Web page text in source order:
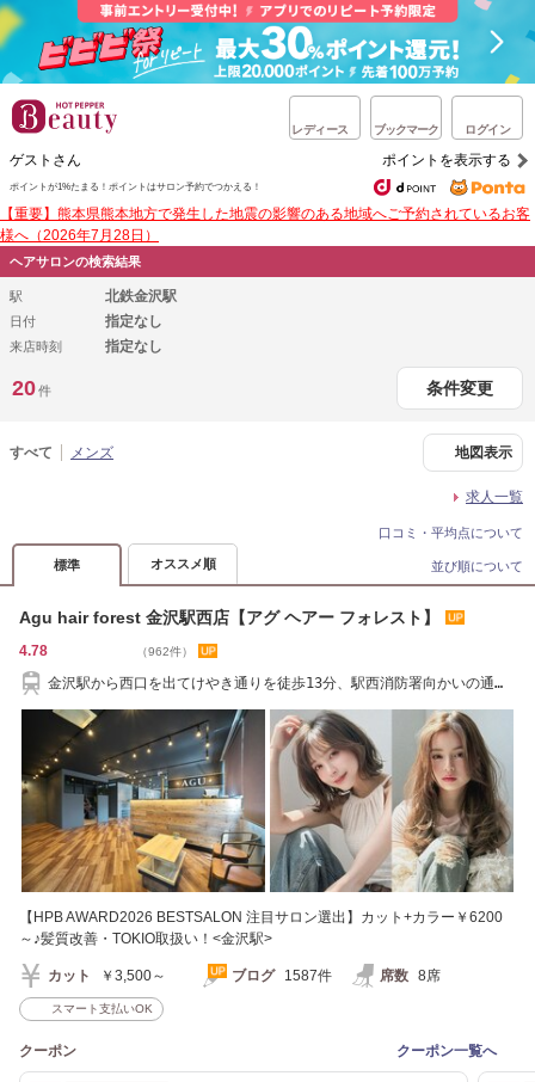
レディース ブックマーク ログイン
ゲストさん ポイントを表示する
ポイントが1%たまる！ ポイントはサロン予約でつかえる！
【重要】熊本県熊本地方で発生した地震の影響のある地域へご予約されているお客
様へ（2026年7月28日）
ヘアサロンの検索結果
駅 北鉄金沢駅
日付 指定なし
来店時刻 指定なし
20件 条件変更
すべて メンズ 地図表示
求人一覧
口コミ・平均点について
標準 オススメ順 並び順について
Agu hair forest 金沢駅西店【アグ ヘアー フォレスト】
4.78 （962件）
金沢駅から西口を出てけやき通りを徒歩13分、駅西消防署向かいの通り
【HPB AWARD2026 BESTSALON 注目サロン選出】カット+カラー￥6200
～♪髪質改善・TOKIO取扱い！<金沢駅>
カット ￥3,500～ ブログ 1587件 席数 8席
スマート支払いOK
クーポン クーポン一覧へ